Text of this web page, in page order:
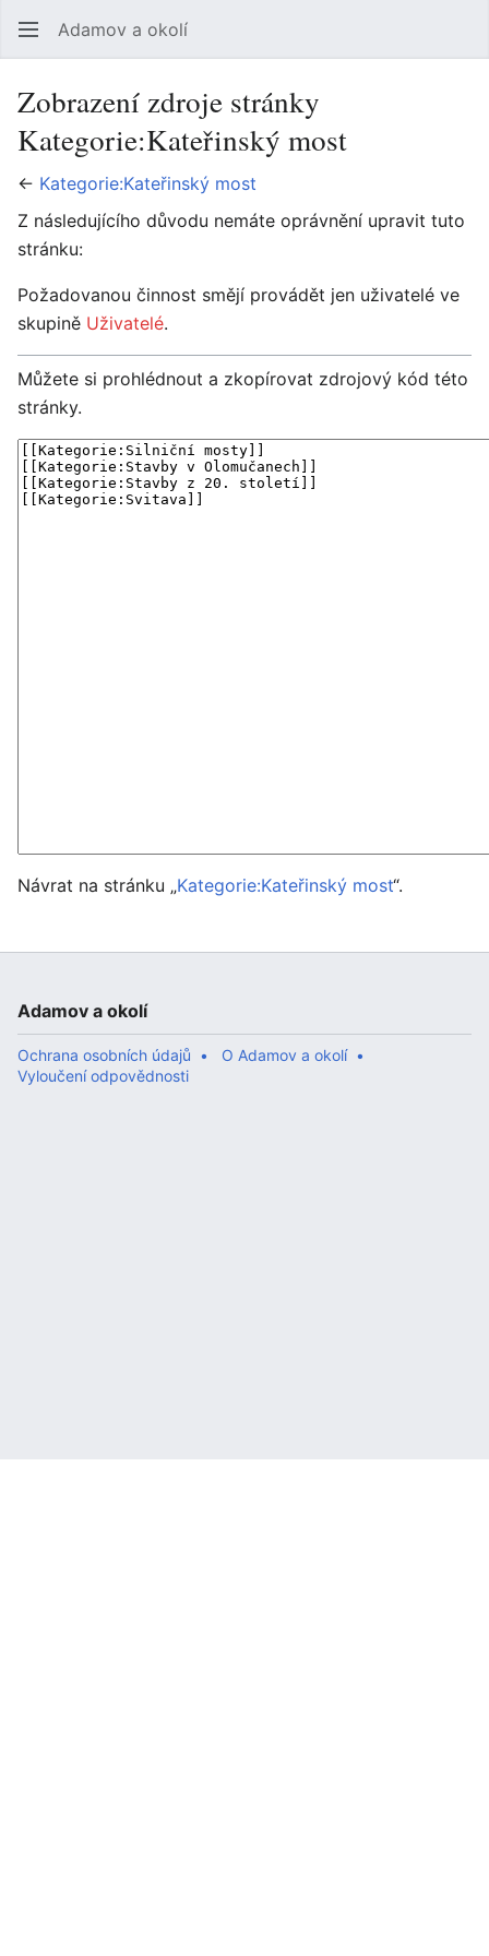
Adamov a okolí
Zobrazení zdroje stránky
Kategorie:Kateřinský most
← Kategorie:Kateřinský most
Z následujícího důvodu nemáte oprávnění upravit tuto
stránku:
Požadovanou činnost smějí provádět jen uživatelé ve
skupině Uživatelé.
Můžete si prohlédnout a zkopírovat zdrojový kód této
stránky.
Návrat na stránku „Kategorie:Kateřinský most“.
Adamov a okolí
Ochrana osobních údajů
O Adamov a okolí
Vyloučení odpovědnosti